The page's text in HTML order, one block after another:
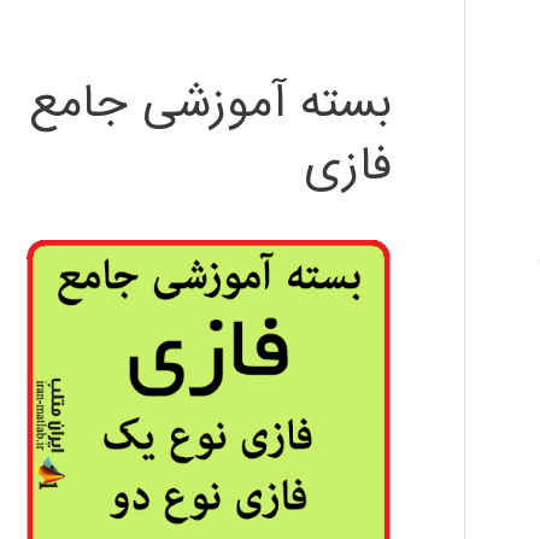
بسته آموزشی جامع
فازی